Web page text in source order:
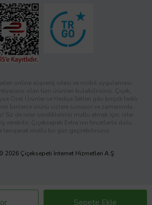
Sepete Ekle
online alışveriş sitesi ve mobil uygulaması
olan tüm ürünleri bulabilirsiniz. Çiçek,
Özel Ürünler ve Hediye Setleri gibi birçok farklı
binlerce ürünü sizlere sunuyor ve zamanında
Siz de ister sevdiklerinizi mutlu etmek için, ister
verebilir; Çiçeksepeti Extra’nın fırsatlarla dolu
tanışarak mutlu bir gün geçirebilirsiniz.
2026 Çiçeksepeti İnternet Hizmetleri A.Ş